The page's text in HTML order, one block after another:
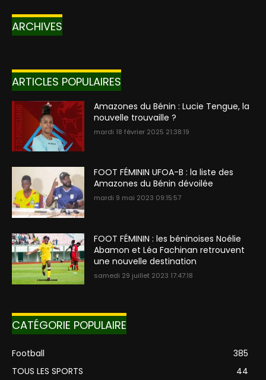
ARCHIVES
ARTICLES POPULAIRES
Amazones du Bénin : Lucie Tengue, la
nouvelle trouvaille ?
mardi 18 février 2025 21:38:19
FOOT FÉMININ UFOA-B : la liste des
Amazones du Bénin dévoilée
mardi 9 mai 2023 09:15:57
FOOT FÉMININ : les béninoises Noélie
Abamon et Léa Fachinan retrouvent
une nouvelle destination
samedi 29 juillet 2023 17:47:18
CATÉGORIE POPULAIRE
Football
385
TOUS LES SPORTS
44